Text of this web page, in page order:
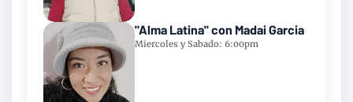
"Alma Latina" con Madai Garcia
Miercoles y Sabado: 6:00pm